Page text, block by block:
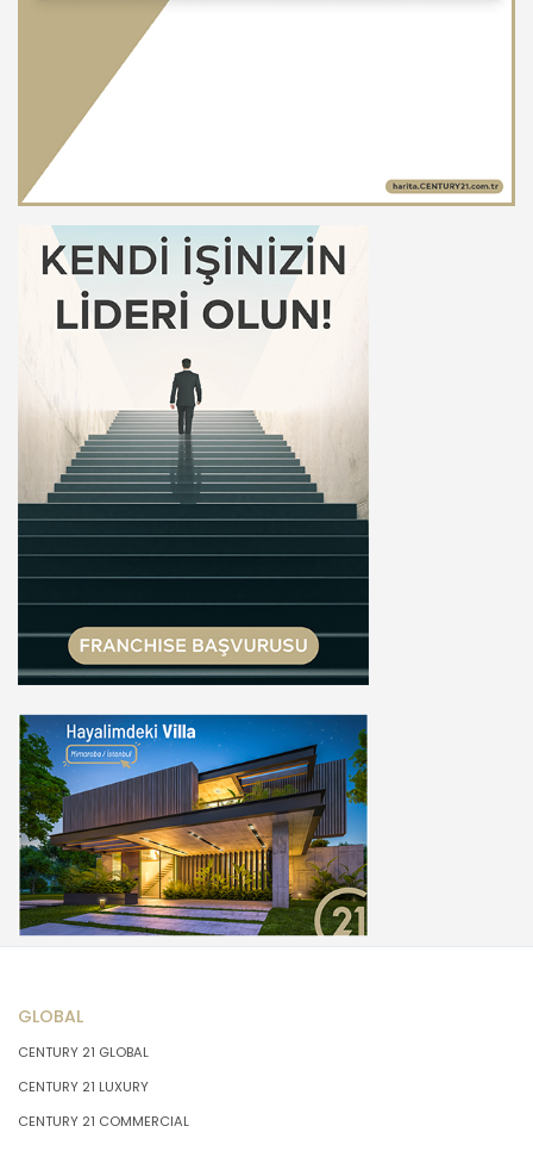
GLOBAL
CENTURY 21 GLOBAL
CENTURY 21 LUXURY
CENTURY 21 COMMERCIAL